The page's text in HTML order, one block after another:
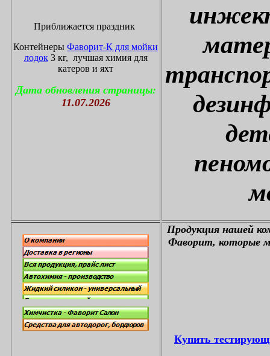
Приближается праздник
Контейнеры Фаворит-К для мойки
лодок3 кг, лучшая химия для
катеров и яхт
Дата обновления страницы:
11.07.2026
Продукция нашей
Фаворит, которые
Купить